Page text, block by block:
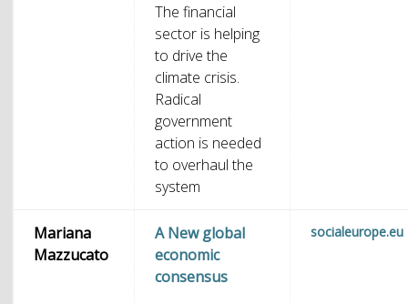
The financial
sector is helping
to drive the
climate crisis.
Radical
government
action is needed
to overhaul the
system
Mariana
Mazzucato
A New global
economic
consensus
socialeurope.eu